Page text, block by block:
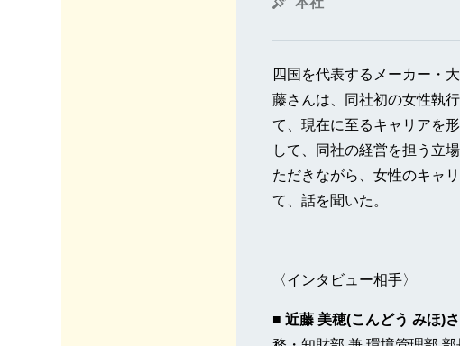
四国を代表するメーカー・
藤さんは、同社初の女性執
て、現在に至るキャリアを
して、同社の経営を担う立
ただきながら、女性のキャ
て、話を聞いた。
〈インタビュー相手〉
■ 近藤 美穂(こんどう みほ)